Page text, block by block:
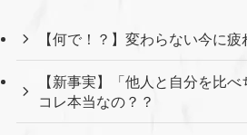
【何で！？】変わらない今に
【新事実】「他人と自分を比べ
コレ本当なの？？